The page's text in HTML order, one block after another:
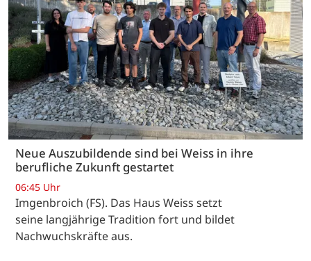
Neue Auszubildende sind bei Weiss in ihre
berufliche Zukunft gestartet
06:45 Uhr
Imgenbroich (FS). Das Haus Weiss setzt
seine langjährige Tradition fort und bildet
Nachwuchskräfte aus.